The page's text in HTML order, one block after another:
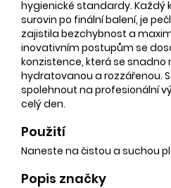
hygienické standardy. Každý
surovin po finální balení, je
zajistila bezchybnost a
inovativním postupům se
konzistence, která se
hydratovanou a rozzářenou.
spolehnout na profesionální
celý den.
Použití
Naneste na čistou a suchou
Popis značky